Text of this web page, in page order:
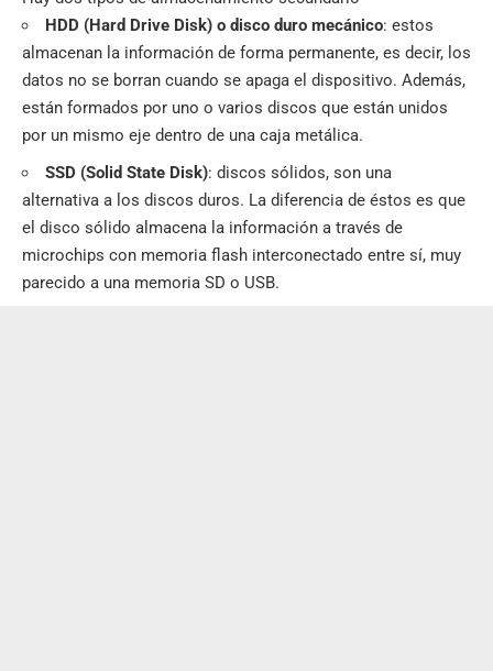
HDD (Hard Drive Disk) o disco duro mecánico: estos
almacenan la información de forma permanente, es decir, los
datos no se borran cuando se apaga el dispositivo. Además,
están formados por uno o varios discos que están unidos
por un mismo eje dentro de una caja metálica.
SSD (Solid State Disk): discos sólidos, son una
alternativa a los discos duros. La diferencia de éstos es que
el disco sólido almacena la información a través de
microchips con memoria flash interconectado entre sí, muy
parecido a una memoria SD o USB.